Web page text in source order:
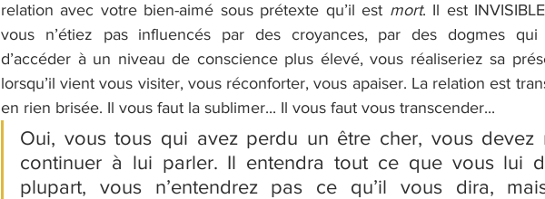
relation avec votre bien-aimé sous prétexte qu’il est mort. Il est
vous n’étiez pas influencés par des croyances, par des dogmes qui
d’accéder à un niveau de conscience plus élevé, vous réaliseriez sa
lorsqu’il vient vous visiter, vous réconforter, vous apaiser. La relation est
en rien brisée. Il vous faut la sublimer... Il vous faut vous transcender...
Oui, vous tous qui avez perdu un être cher, vous devez
continuer à lui parler. Il entendra tout ce que vous lui
plupart, vous n’entendrez pas ce qu’il vous dira,